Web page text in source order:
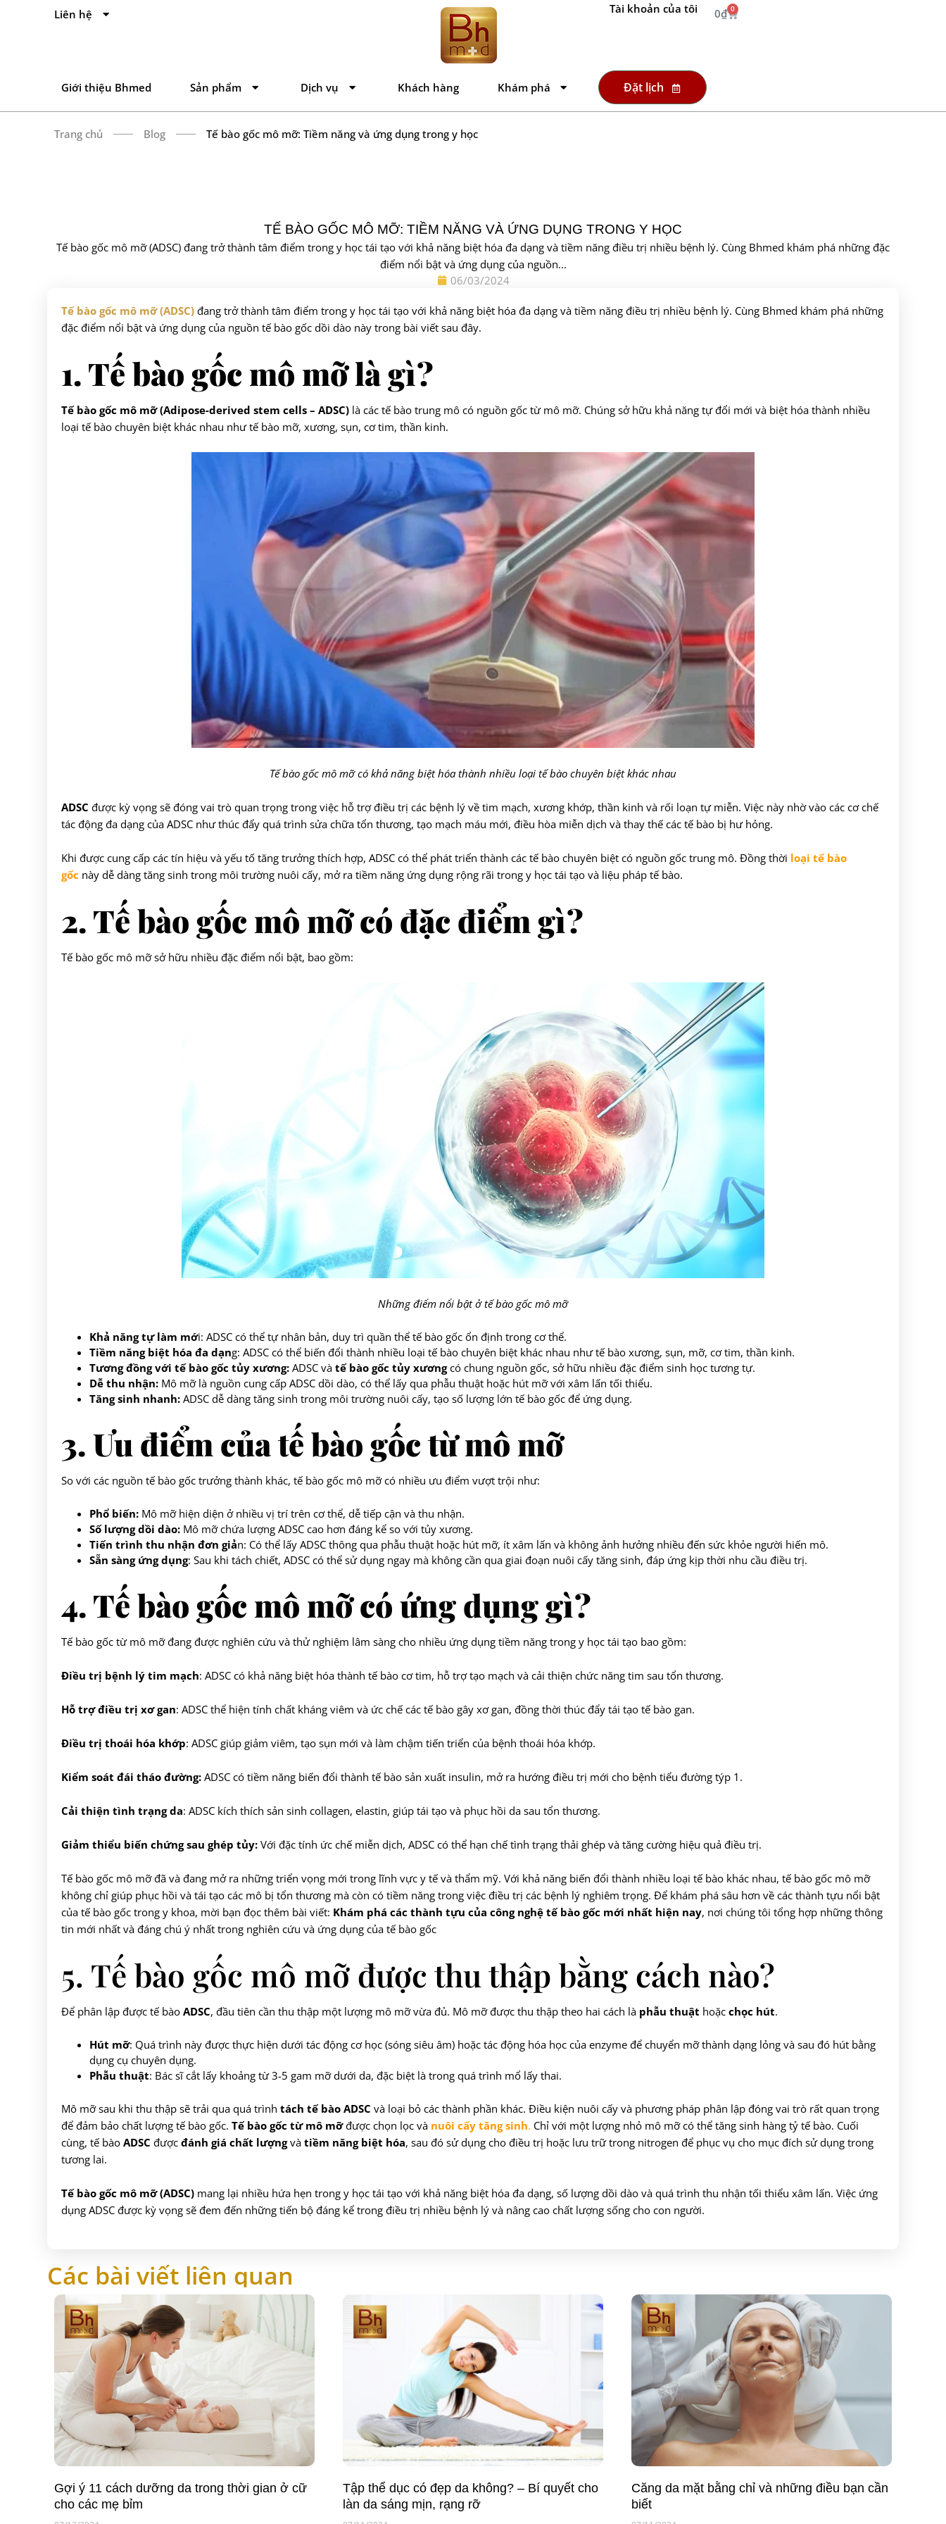
Liên hệ Tài khoản của tôi 0₫ 0
Giới thiệu Bhmed Sản phẩm Dịch vụ Khách hàng Khám phá Đặt lịch
Trang chủ Blog Tế bào gốc mô mỡ: Tiềm năng và ứng dụng trong y học
TẾ BÀO GỐC MÔ MỠ: TIỀM NĂNG VÀ ỨNG DỤNG TRONG Y HỌC
Tế bào gốc mô mỡ (ADSC) đang trở thành tâm điểm trong y học tái tạo với khả năng biệt hóa đa dạng và tiềm năng điều trị nhiều bệnh lý. Cùng Bhmed khám phá những đặc
điểm nổi bật và ứng dụng của nguồn...
06/03/2024
Tế bào gốc mô mỡ (ADSC) đang trở thành tâm điểm trong y học tái tạo với khả năng biệt hóa đa dạng và tiềm năng điều trị nhiều bệnh lý. Cùng Bhmed khám phá những
đặc điểm nổi bật và ứng dụng của nguồn tế bào gốc dồi dào này trong bài viết sau đây.
1. Tế bào gốc mô mỡ là gì?
Tế bào gốc mô mỡ (Adipose-derived stem cells – ADSC) là các tế bào trung mô có nguồn gốc từ mô mỡ. Chúng sở hữu khả năng tự đổi mới và biệt hóa thành nhiều
loại tế bào chuyên biệt khác nhau như tế bào mỡ, xương, sụn, cơ tim, thần kinh.
Tế bào gốc mô mỡ có khả năng biệt hóa thành nhiều loại tế bào chuyên biệt khác nhau
ADSC được kỳ vọng sẽ đóng vai trò quan trọng trong việc hỗ trợ điều trị các bệnh lý về tim mạch, xương khớp, thần kinh và rối loạn tự miễn. Việc này nhờ vào các cơ chế
tác động đa dạng của ADSC như thúc đẩy quá trình sửa chữa tổn thương, tạo mạch máu mới, điều hòa miễn dịch và thay thế các tế bào bị hư hỏng.
Khi được cung cấp các tín hiệu và yếu tố tăng trưởng thích hợp, ADSC có thể phát triển thành các tế bào chuyên biệt có nguồn gốc trung mô. Đồng thời loại tế bào
gốc này dễ dàng tăng sinh trong môi trường nuôi cấy, mở ra tiềm năng ứng dụng rộng rãi trong y học tái tạo và liệu pháp tế bào.
2. Tế bào gốc mô mỡ có đặc điểm gì?
Tế bào gốc mô mỡ sở hữu nhiều đặc điểm nổi bật, bao gồm:
Những điểm nổi bật ở tế bào gốc mô mỡ
Khả năng tự làm mới: ADSC có thể tự nhân bản, duy trì quần thể tế bào gốc ổn định trong cơ thể.
Tiềm năng biệt hóa đa dạng: ADSC có thể biến đổi thành nhiều loại tế bào chuyên biệt khác nhau như tế bào xương, sụn, mỡ, cơ tim, thần kinh.
Tương đồng với tế bào gốc tủy xương: ADSC và tế bào gốc tủy xươngcó chung nguồn gốc, sở hữu nhiều đặc điểm sinh học tương tự.
Dễ thu nhận: Mô mỡ là nguồn cung cấp ADSC dồi dào, có thể lấy qua phẫu thuật hoặc hút mỡ với xâm lấn tối thiểu.
Tăng sinh nhanh: ADSC dễ dàng tăng sinh trong môi trường nuôi cấy, tạo số lượng lớn tế bào gốc để ứng dụng.
3. Ưu điểm của tế bào gốc từ mô mỡ
So với các nguồn tế bào gốc trưởng thành khác, tế bào gốc mô mỡ có nhiều ưu điểm vượt trội như:
Phổ biến: Mô mỡ hiện diện ở nhiều vị trí trên cơ thể, dễ tiếp cận và thu nhận.
Số lượng dồi dào: Mô mỡ chứa lượng ADSC cao hơn đáng kể so với tủy xương.
Tiến trình thu nhận đơn giản: Có thể lấy ADSC thông qua phẫu thuật hoặc hút mỡ, ít xâm lấn và không ảnh hưởng nhiều đến sức khỏe người hiến mô.
Sẵn sàng ứng dụng: Sau khi tách chiết, ADSC có thể sử dụng ngay mà không cần qua giai đoạn nuôi cấy tăng sinh, đáp ứng kịp thời nhu cầu điều trị.
4. Tế bào gốc mô mỡ có ứng dụng gì?
Tế bào gốc từ mô mỡ đang được nghiên cứu và thử nghiệm lâm sàng cho nhiều ứng dụng tiềm năng trong y học tái tạo bao gồm:
Điều trị bệnh lý tim mạch: ADSC có khả năng biệt hóa thành tế bào cơ tim, hỗ trợ tạo mạch và cải thiện chức năng tim sau tổn thương.
Hỗ trợ điều trị xơ gan: ADSC thể hiện tính chất kháng viêm và ức chế các tế bào gây xơ gan, đồng thời thúc đẩy tái tạo tế bào gan.
Điều trị thoái hóa khớp: ADSC giúp giảm viêm, tạo sụn mới và làm chậm tiến triển của bệnh thoái hóa khớp.
Kiểm soát đái tháo đường: ADSC có tiềm năng biến đổi thành tế bào sản xuất insulin, mở ra hướng điều trị mới cho bệnh tiểu đường týp 1.
Cải thiện tình trạng da: ADSC kích thích sản sinh collagen, elastin, giúp tái tạo và phục hồi da sau tổn thương.
Giảm thiểu biến chứng sau ghép tủy: Với đặc tính ức chế miễn dịch, ADSC có thể hạn chế tình trạng thải ghép và tăng cường hiệu quả điều trị.
Tế bào gốc mô mỡ đã và đang mở ra những triển vọng mới trong lĩnh vực y tế và thẩm mỹ. Với khả năng biến đổi thành nhiều loại tế bào khác nhau, tế bào gốc mô mỡ
không chỉ giúp phục hồi và tái tạo các mô bị tổn thương mà còn có tiềm năng trong việc điều trị các bệnh lý nghiêm trọng. Để khám phá sâu hơn về các thành tựu nổi bật
của tế bào gốc trong y khoa, mời bạn đọc thêm bài viết: Khám phá các thành tựu của công nghệ tế bào gốc mới nhất hiện nay, nơi chúng tôi tổng hợp những thông
tin mới nhất và đáng chú ý nhất trong nghiên cứu và ứng dụng của tế bào gốc
5. Tế bào gốc mô mỡ được thu thập bằng cách nào?
Để phân lập được tế bào ADSC, đầu tiên cần thu thập một lượng mô mỡ vừa đủ. Mô mỡ được thu thập theo hai cách là phẫu thuật hoặc chọc hút.
Hút mỡ: Quá trình này được thực hiện dưới tác động cơ học (sóng siêu âm) hoặc tác động hóa học của enzyme để chuyển mỡ thành dạng lỏng và sau đó hút bằng
dụng cụ chuyên dụng.
Phẫu thuật: Bác sĩ cắt lấy khoảng từ 3-5 gam mỡ dưới da, đặc biệt là trong quá trình mổ lấy thai.
Mô mỡ sau khi thu thập sẽ trải qua quá trình tách tế bào ADSC và loại bỏ các thành phần khác. Điều kiện nuôi cấy và phương pháp phân lập đóng vai trò rất quan trọng
để đảm bảo chất lượng tế bào gốc. Tế bào gốc từ mô mỡđược chọn lọc và nuôi cấy tăng sinh. Chỉ với một lượng nhỏ mô mỡ có thể tăng sinh hàng tỷ tế bào. Cuối
cùng, tế bào ADSC được đánh giá chất lượngvà tiềm năng biệt hóa, sau đó sử dụng cho điều trị hoặc lưu trữ trong nitrogen để phục vụ cho mục đích sử dụng trong
tương lai.
Tế bào gốc mô mỡ (ADSC) mang lại nhiều hứa hẹn trong y học tái tạo với khả năng biệt hóa đa dạng, số lượng dồi dào và quá trình thu nhận tối thiểu xâm lấn. Việc ứng
dụng ADSC được kỳ vọng sẽ đem đến những tiến bộ đáng kể trong điều trị nhiều bệnh lý và nâng cao chất lượng sống cho con người.
Các bài viết liên quan
Gợi ý 11 cách dưỡng da trong thời gian ở cữ
cho các mẹ bỉm
Tập thể dục có đẹp da không? – Bí quyết cho
làn da sáng mịn, rạng rỡ
Căng da mặt bằng chỉ và những điều bạn cần
biết